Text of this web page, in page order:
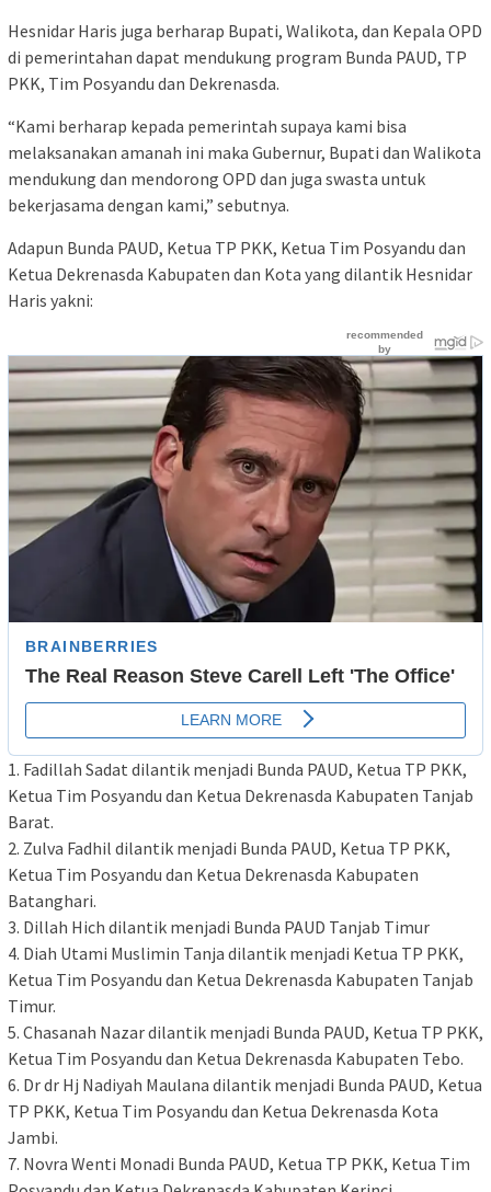
Hesnidar Haris juga berharap Bupati, Walikota, dan Kepala OPD
di pemerintahan dapat mendukung program Bunda PAUD, TP
PKK, Tim Posyandu dan Dekrenasda.
“Kami berharap kepada pemerintah supaya kami bisa
melaksanakan amanah ini maka Gubernur, Bupati dan Walikota
mendukung dan mendorong OPD dan juga swasta untuk
bekerjasama dengan kami,” sebutnya.
Adapun Bunda PAUD, Ketua TP PKK, Ketua Tim Posyandu dan
Ketua Dekrenasda Kabupaten dan Kota yang dilantik Hesnidar
Haris yakni:
1. Fadillah Sadat dilantik menjadi Bunda PAUD, Ketua TP PKK,
Ketua Tim Posyandu dan Ketua Dekrenasda Kabupaten Tanjab
Barat.
2. Zulva Fadhil dilantik menjadi Bunda PAUD, Ketua TP PKK,
Ketua Tim Posyandu dan Ketua Dekrenasda Kabupaten
Batanghari.
3. Dillah Hich dilantik menjadi Bunda PAUD Tanjab Timur
4. Diah Utami Muslimin Tanja dilantik menjadi Ketua TP PKK,
Ketua Tim Posyandu dan Ketua Dekrenasda Kabupaten Tanjab
Timur.
5. Chasanah Nazar dilantik menjadi Bunda PAUD, Ketua TP PKK,
Ketua Tim Posyandu dan Ketua Dekrenasda Kabupaten Tebo.
6. Dr dr Hj Nadiyah Maulana dilantik menjadi Bunda PAUD, Ketua
TP PKK, Ketua Tim Posyandu dan Ketua Dekrenasda Kota
Jambi.
7. Novra Wenti Monadi Bunda PAUD, Ketua TP PKK, Ketua Tim